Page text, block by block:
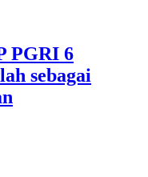
PGRI 6
sebagai